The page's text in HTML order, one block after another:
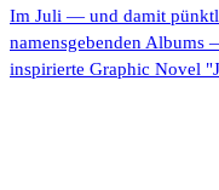
Im Juli — und damit
namensgebenden Albums
inspirierte Graphic Novel